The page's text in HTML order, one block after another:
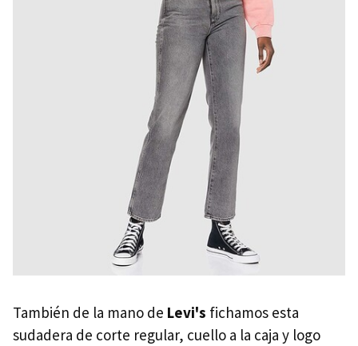
También de la mano de Levi's fichamos esta
sudadera de corte regular, cuello a la caja y logo